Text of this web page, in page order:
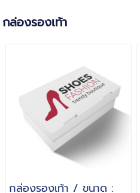
กล่องรองเท้า
กล่องรองเท้า / ขนาด :